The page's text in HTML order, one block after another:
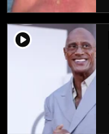
player2